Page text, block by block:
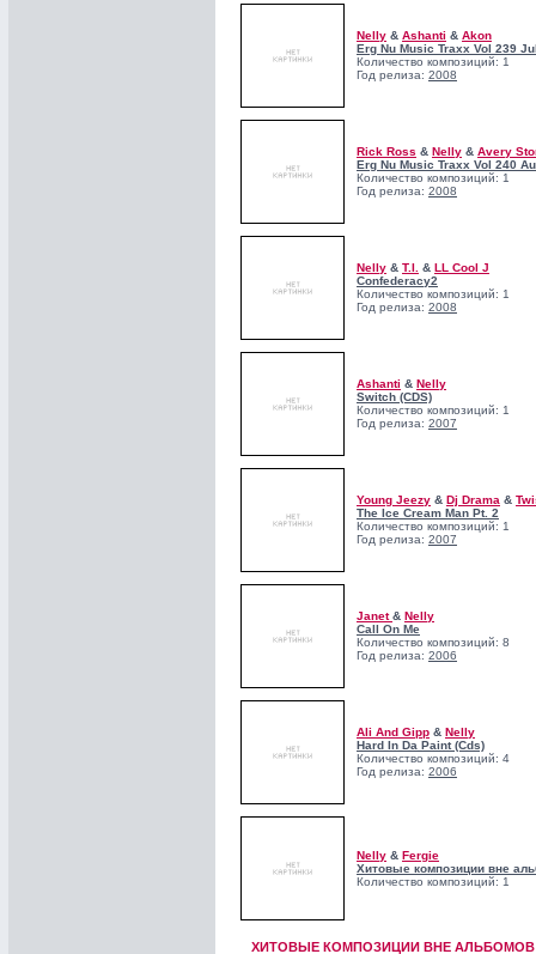
Nelly & Ashanti & Akon
Erg Nu Music Traxx Vol 239
Количество композиций: 1
Год релиза: 2008
Rick Ross & Nelly & Avery
Erg Nu Music Traxx Vol 240
Количество композиций: 1
Год релиза: 2008
Nelly & T.I. & LL Cool J
Confederacy2
Количество композиций: 1
Год релиза: 2008
Ashanti & Nelly
Switch (CDS)
Количество композиций: 1
Год релиза: 2007
Young Jeezy & Dj Drama &
The Ice Cream Man Pt. 2
Количество композиций: 1
Год релиза: 2007
Janet& Nelly
Call On Me
Количество композиций: 8
Год релиза: 2006
Ali And Gipp & Nelly
Hard In Da Paint (Cds)
Количество композиций: 4
Год релиза: 2006
Nelly & Fergie
Хитовые композиции вне
Количество композиций: 1
ХИТОВЫЕ КОМПОЗИЦИИ ВНЕ